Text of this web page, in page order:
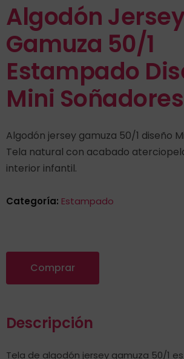
Algodón Jersey
Gamuza 50/1
Estampado
Mini Soñadores
Algodón jersey gamuza 50/1 diseño
Tela natural con acabado
interior infantil.
Categoría: Estampado
Comprar
Descripción
Tela de algodón jersey gamuza 50/1